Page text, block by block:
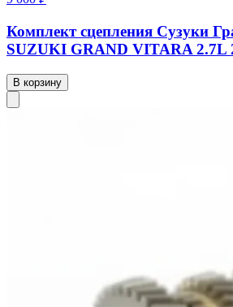
Комплект сцепления Сузуки
SUZUKI GRAND VITARA 2.7L
В корзину